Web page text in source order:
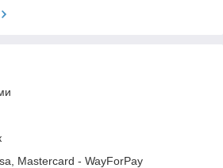
Mastercard - WayForPay